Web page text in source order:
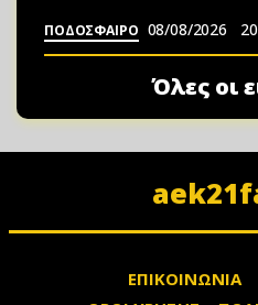
ΠΟΔΟΣΦΑΙΡΟ 08/08/2026
Όλες οι
ΕΠΙΚΟΙΝΩΝΙΑ